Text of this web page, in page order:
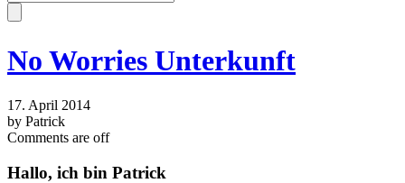
No Worries Unterkunft
17. April 2014
by Patrick
Comments are off
Hallo, ich bin Patrick